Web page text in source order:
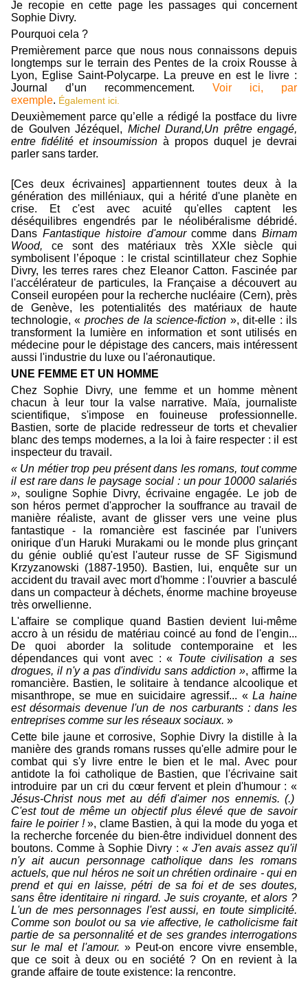
Je recopie en cette page les passages qui concernent
Sophie Divry.
Pourquoi cela ?
Premièrement parce que nous nous connaissons depuis
longtemps sur le terrain des Pentes de la croix Rousse à
Lyon, Eglise Saint-Polycarpe. La preuve en est le livre :
Journal d’un recommencement. Voir ici, par
exemple. Également ici.
Deuxièmement parce qu’elle a rédigé la postface du livre
de Goulven Jézéquel, Michel Durand,Un prêtre engagé,
entre fidélité et insoumission à propos duquel je devrai
parler sans tarder.
[Ces deux écrivaines] appartiennent toutes deux à la
génération des milléniaux, qui a hérité d'une planète en
crise. Et c'est avec acuité qu'elles captent les
déséquilibres engendrés par le néolibéralisme débridé.
Dans Fantastique histoire d'amourcomme dansBirnam
Wood, ce sont des matériaux très XXIe siècle qui
symbolisent l’époque : le cristal scintillateur chez Sophie
Divry, les terres rares chez Eleanor Catton. Fascinée par
l'accélérateur de particules, la Française a découvert au
Conseil européen pour la recherche nucléaire (Cern), près
de Genève, les potentialités des matériaux de haute
technologie, « proches de la science-fiction », dit-elle : ils
transforment la lumière en information et sont utilisés en
médecine pour le dépistage des cancers, mais intéressent
aussi l'industrie du luxe ou l'aéronautique.
UNE FEMME ET UN HOMME
Chez Sophie Divry, une femme et un homme mènent
chacun à leur tour la valse narrative. Maïa, journaliste
scientifique, s'impose en fouineuse professionnelle.
Bastien, sorte de placide redresseur de torts et chevalier
blanc des temps modernes, a la loi à faire respecter : il est
inspecteur du travail.
« Un métier trop peu présent dans les romans, tout comme
il est rare dans le paysage social : un pour 10000 salariés
», souligne Sophie Divry, écrivaine engagée. Le job de
son héros permet d'approcher la souffrance au travail de
manière réaliste, avant de glisser vers une veine plus
fantastique - la romancière est fascinée par l'univers
onirique d'un Haruki Murakami ou le monde plus grinçant
du génie oublié qu'est l'auteur russe de SF Sigismund
Krzyzanowski (1887-1950). Bastien, lui, enquête sur un
accident du travail avec mort d'homme : l'ouvrier a basculé
dans un compacteur à déchets, énorme machine broyeuse
très orwellienne.
L'affaire se complique quand Bastien devient lui-même
accro à un résidu de matériau coincé au fond de l'engin...
De quoi aborder la solitude contemporaine et les
dépendances qui vont avec : « Toute civilisation a ses
drogues, il n'y a pas d'individu sans addiction », affirme la
romancière. Bastien, le solitaire à tendance alcoolique et
misanthrope, se mue en suicidaire agressif... «La haine
est désormais devenue l'un de nos carburants : dans les
entreprises comme sur les réseaux sociaux. »
Cette bile jaune et corrosive, Sophie Divry la distille à la
manière des grands romans russes qu'elle admire pour le
combat qui s'y livre entre le bien et le mal. Avec pour
antidote la foi catholique de Bastien, que l'écrivaine sait
introduire par un cri du cœur fervent et plein d'humour : «
Jésus-Christ nous met au défi d'aimer nos ennemis. (.)
C'est tout de même un objectif plus élevé que de savoir
faire le poirier !», clame Bastien, à qui la mode du yoga et
la recherche forcenée du bien-être individuel donnent des
boutons. Comme à Sophie Divry : « J'en avais assez qu'il
n'y ait aucun personnage catholique dans les romans
actuels, que nul héros ne soit un chrétien ordinaire - qui en
prend et qui en laisse, pétri de sa foi et de ses doutes,
sans être identitaire ni ringard. Je suis croyante, et alors ?
L'un de mes personnages l'est aussi, en toute simplicité.
Comme son boulot ou sa vie affective, le catholicisme fait
partie de sa personnalité et de ses grandes interrogations
sur le mal et l'amour.» Peut-on encore vivre ensemble,
que ce soit à deux ou en société ? On en revient à la
grande affaire de toute existence: la rencontre.